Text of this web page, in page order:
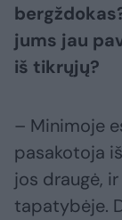
jums jau
iš tikrųjų?
– Minimoje
pasakotoja
jos draugė,
tapatybėje.